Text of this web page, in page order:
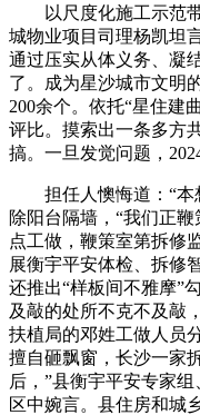
以尺度化施工示范带
城物业项目司理杨凯坦
通过压实从体义务、凝
了。成为星沙城市文明
200余个。依托“星住建
评比。摸索出一条多方
搞。一旦发觉问题，
担任人懊悔道：“本
除阳台隔墙，“我们正
点工做，鞭策室第拆修
展衡宇平安体检、拆修
还推出“样板间不雅摩”
及敲的处所不克不及敲
扶植局的邓姓工做人员
擅自砸飘窗，长沙一家
后，”县衡宇平安专家
区中婉言。县住房和城